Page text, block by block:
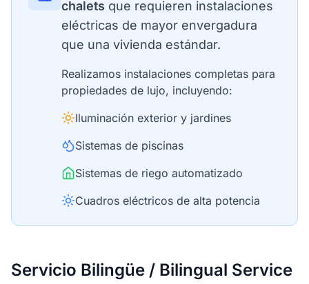
chalets que requieren instalaciones
eléctricas de mayor envergadura
que una vivienda estándar.
Realizamos instalaciones completas para
propiedades de lujo, incluyendo:
Iluminación exterior y jardines
Sistemas de piscinas
Sistemas de riego automatizado
Cuadros eléctricos de alta potencia
Servicio Bilingüe / Bilingual Service